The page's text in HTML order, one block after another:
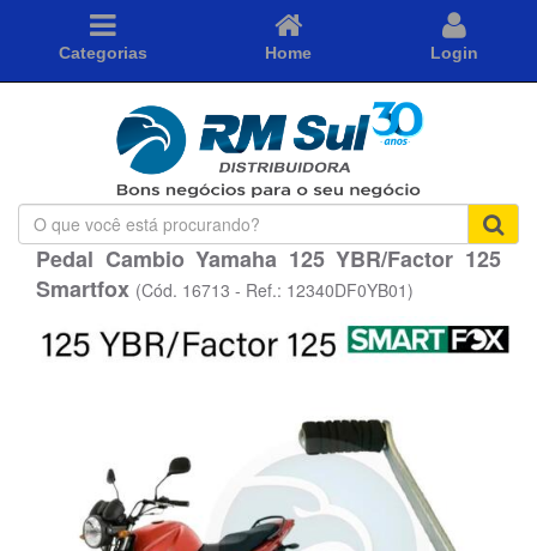
Categorias Home Login
O
que
você
está
Pedal Cambio Yamaha 125 YBR/Factor 125
Smartfox (Cód. 16713 - Ref.: 12340DF0YB01)